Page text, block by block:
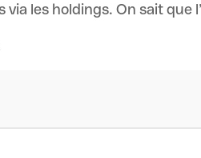
les holdings. On sait que